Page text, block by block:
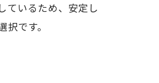
ているため、安定し
です。